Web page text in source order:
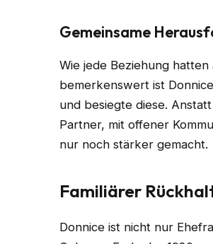
Gemeinsame
Wie jede Beziehung
bemerkenswert ist
und besiegte diese.
Partner, mit offener
nur noch stärker gemacht.
Familiärer
Donnice ist nicht nur